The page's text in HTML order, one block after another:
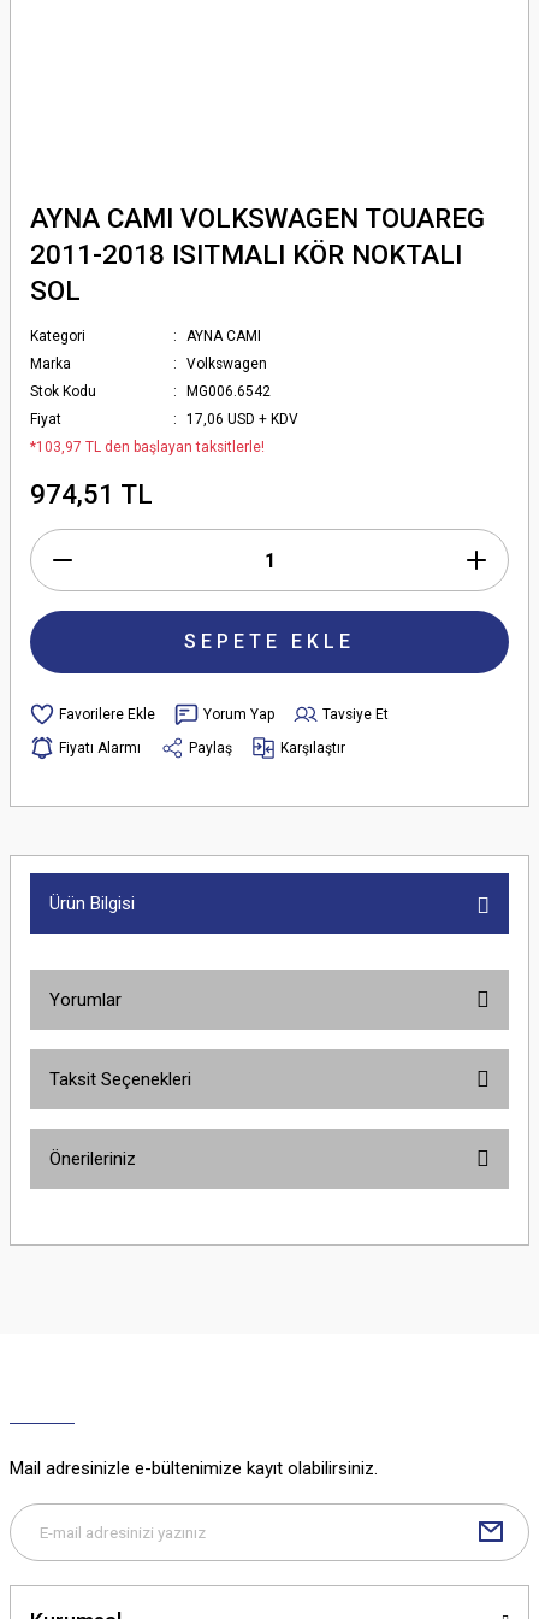
AYNA CAMI VOLKSWAGEN TOUAREG
2011-2018 ISITMALI KÖR NOKTALI
SOL
Kategori
AYNA CAMI
Marka
Volkswagen
Stok Kodu
MG006.6542
Fiyat
17,06 USD + KDV
*103,97 TL den başlayan taksitlerle!
974,51 TL
SEPETE EKLE
Yorum Yap
Tavsiye Et
Fiyatı Alarmı
Paylaş Karşılaştır
Ürün Bilgisi
Yorumlar
Taksit Seçenekleri
Önerileriniz
yetersiz gördüğünüz noktaları öneri formunu kullanarak tarafımıza
Bu ürüne benzer farklı alternatifler olmalı.
Mail adresinizle e-bültenimize kayıt olabilirsiniz.